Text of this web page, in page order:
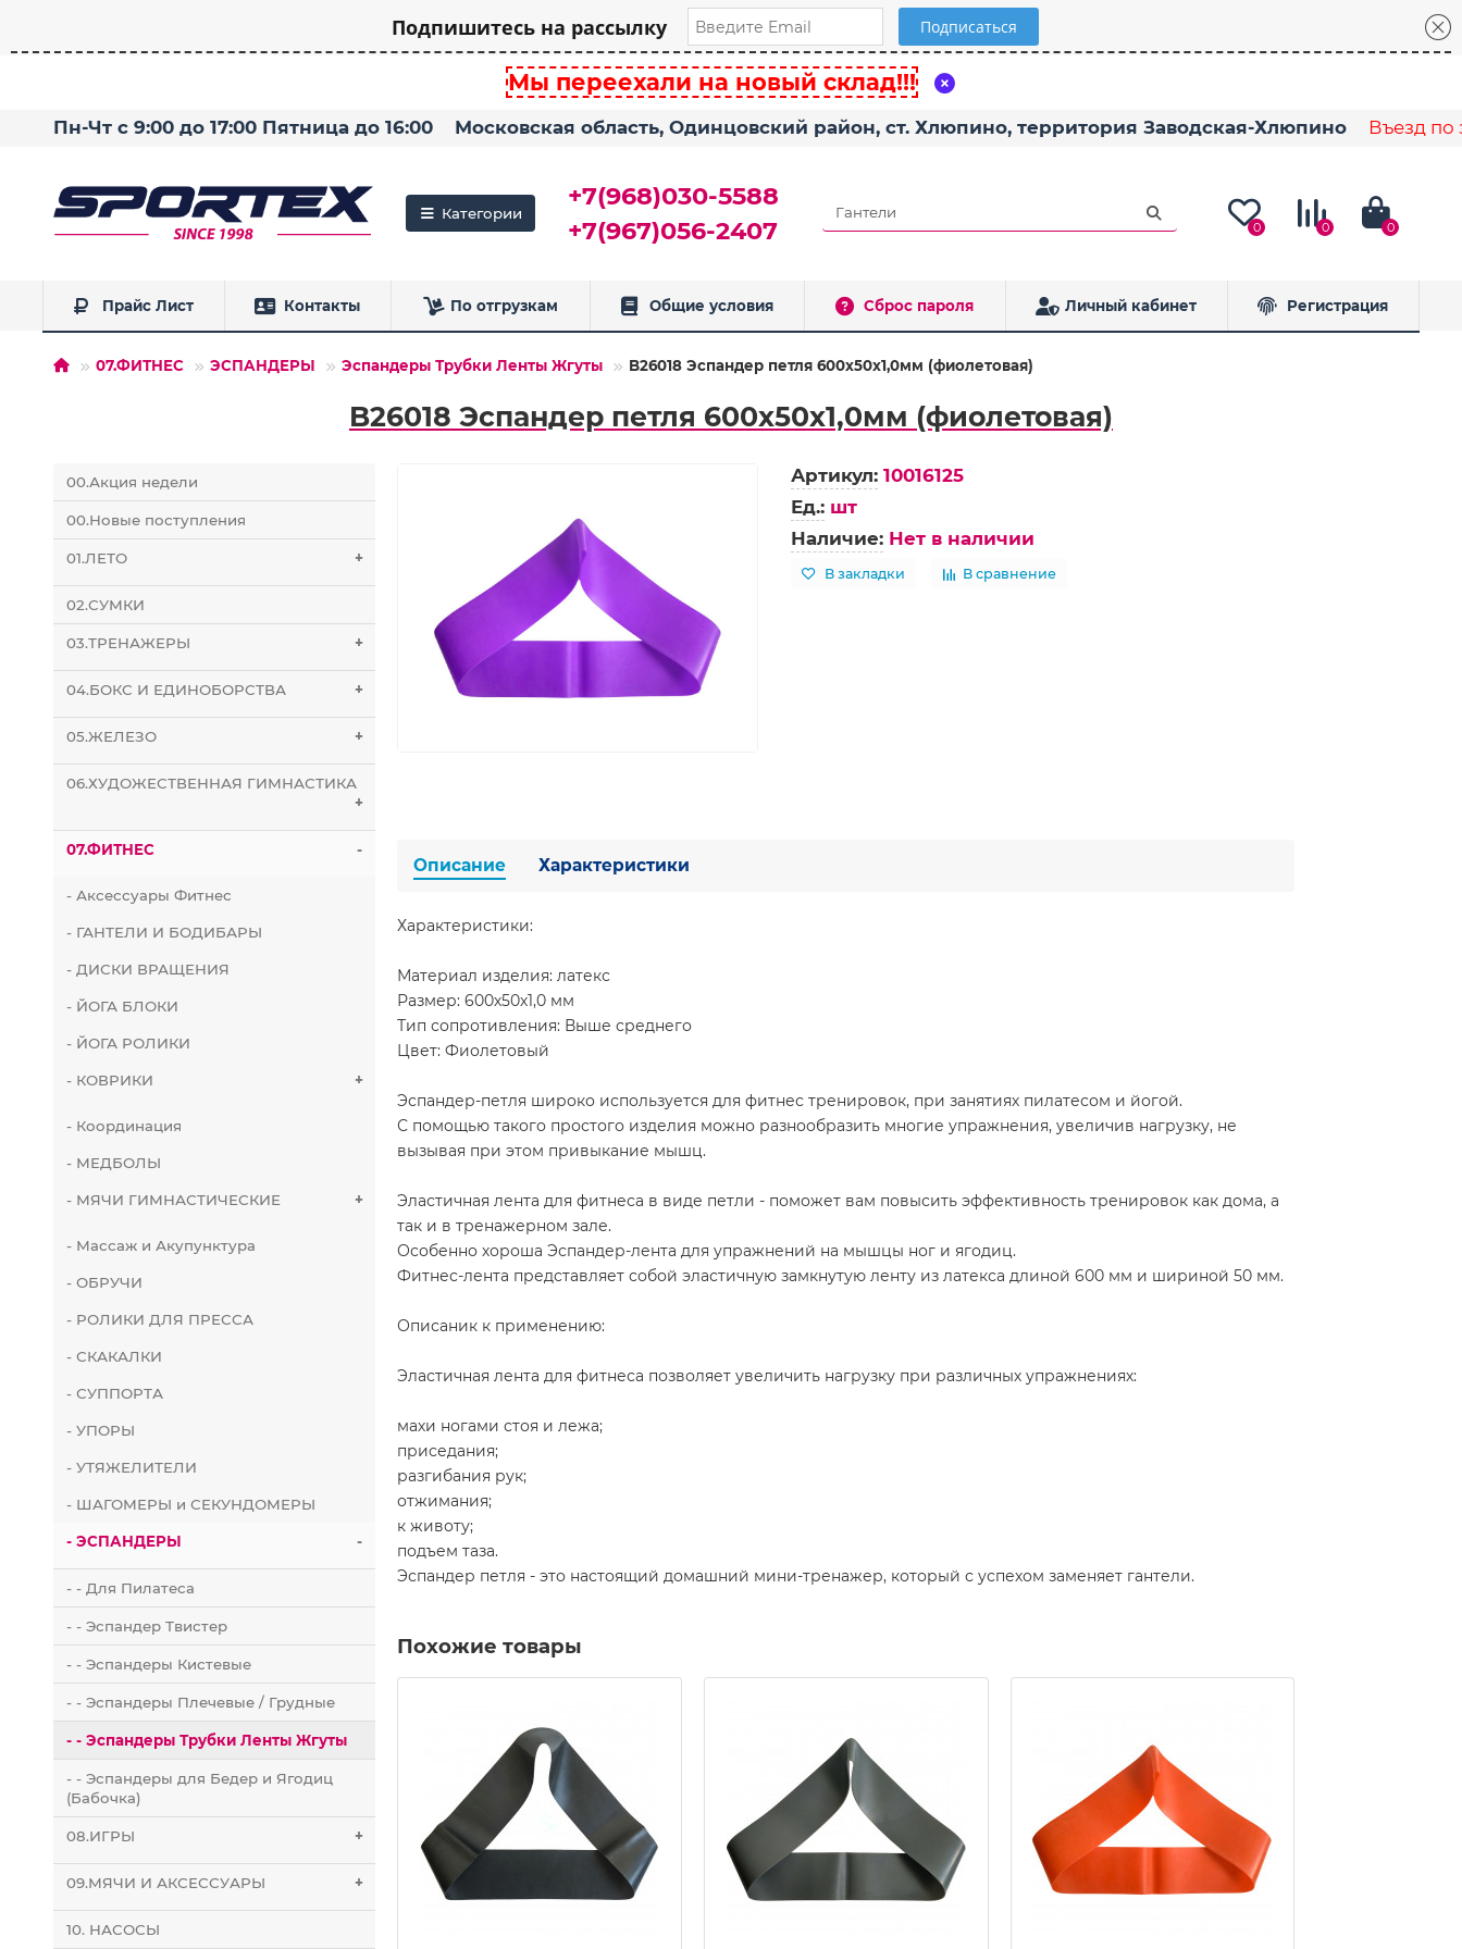
Подпишитесь на рассылку
Мы переехали на новый склад!!!
Пн-Чт с 9:00 до 17:00 Пятница до 16:00 Московская область, Одинцовский район, ст. Хлюпино, территория Заводская-Хлюпино Въезд по
Категории
+7(968)030-5588
+7(967)056-2407
0 0 0
Прайс Лист Контакты По отгрузкам Общие условия Сброс пароля Личный кабинет Регистрация
07.ФИТНЕС ЭСПАНДЕРЫ Эспандеры Трубки Ленты Жгуты B26018 Эспандер петля 600х50х1,0мм (фиолетовая)
B26018 Эспандер петля 600х50х1,0мм (фиолетовая)
00.Акция недели
00.Новые поступления
01.ЛЕТО +
02.СУМКИ
03.ТРЕНАЖЕРЫ +
04.БОКС И ЕДИНОБОРСТВА +
05.ЖЕЛЕЗО +
06.ХУДОЖЕСТВЕННАЯ ГИМНАСТИКА
+
07.ФИТНЕС -
- Аксессуары Фитнес
- ГАНТЕЛИ И БОДИБАРЫ
- ДИСКИ ВРАЩЕНИЯ
- ЙОГА БЛОКИ
- ЙОГА РОЛИКИ
- КОВРИКИ +
- Координация
- МЕДБОЛЫ
- МЯЧИ ГИМНАСТИЧЕСКИЕ +
- Массаж и Акупунктура
- ОБРУЧИ
- РОЛИКИ ДЛЯ ПРЕССА
- СКАКАЛКИ
- СУППОРТА
- УПОРЫ
- УТЯЖЕЛИТЕЛИ
- ШАГОМЕРЫ и СЕКУНДОМЕРЫ
- ЭСПАНДЕРЫ -
- - Для Пилатеса
- - Эспандер Твистер
- - Эспандеры Кистевые
- - Эспандеры Плечевые / Грудные
- - Эспандеры Трубки Ленты Жгуты
- - Эспандеры для Бедер и Ягодиц
(Бабочка)
08.ИГРЫ +
09.МЯЧИ И АКСЕССУАРЫ +
10. НАСОСЫ
Артикул: 10016125
Ед.: шт
Наличие: Нет в наличии
В закладки В сравнение
Описание Характеристики
Характеристики:
Материал изделия: латекс
Размер: 600х50х1,0 мм
Тип сопротивления: Выше среднего
Цвет: Фиолетовый
Эспандер-петля широко используется для фитнес тренировок, при занятиях пилатесом и йогой.
С помощью такого простого изделия можно разнообразить многие упражнения, увеличив нагрузку, не
вызывая при этом привыкание мышц.
Эластичная лента для фитнеса в виде петли - поможет вам повысить эффективность тренировок как дома, а
так и в тренажерном зале.
Особенно хороша Эспандер-лента для упражнений на мышцы ног и ягодиц.
Фитнес-лента представляет собой эластичную замкнутую ленту из латекса длиной 600 мм и шириной 50 мм.
Описаник к применению:
Эластичная лента для фитнеса позволяет увеличить нагрузку при различных упражнениях:
махи ногами стоя и лежа;
приседания;
разгибания рук;
отжимания;
к животу;
подъем таза.
Эспандер петля - это настоящий домашний мини-тренажер, который с успехом заменяет гантели.
Похожие товары